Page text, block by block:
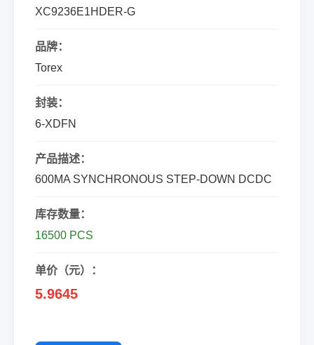
XC9236E1HDER-G
品牌：
Torex
封装：
6-XDFN
产品描述：
600MA SYNCHRONOUS STEP-DOWN DCDC
库存数量：
16500 PCS
单价（元）：
5.9645